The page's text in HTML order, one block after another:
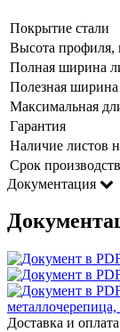
Покрытие стали
Высота профиля,
Полная ширина
Полезная
Максимальная
Гарантия
Наличие листов
Срок
Документация
Доставка и оплата